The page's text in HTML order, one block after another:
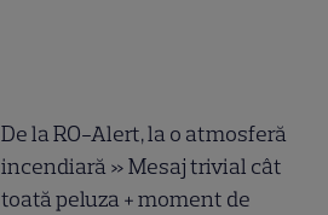
De la RO-Alert, la o atmosferă
incendiară » Mesaj trivial cât
toată peluza + moment de